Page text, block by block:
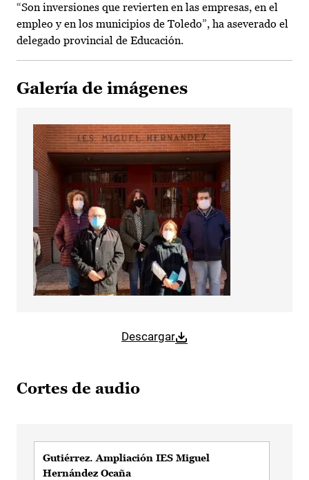
“Son inversiones que revierten en las empresas, en el
empleo y en los municipios de Toledo”, ha aseverado el
delegado provincial de Educación.
Galería de imágenes
Descargar
Cortes de audio
Gutiérrez. Ampliación IES Miguel
Hernández Ocaña